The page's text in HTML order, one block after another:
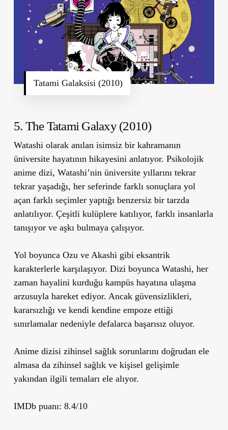
Tatami Galaksisi (2010)
5. The Tatami Galaxy (2010)
Watashi olarak anılan isimsiz bir kahramanın
üniversite hayatının hikayesini anlatıyor. Psikolojik
anime dizi, Watashi’nin üniversite yıllarını tekrar
tekrar yaşadığı, her seferinde farklı sonuçlara yol
açan farklı seçimler yaptığı benzersiz bir tarzda
anlatılıyor. Çeşitli kulüplere katılıyor, farklı insanlarla
tanışıyor ve aşkı bulmaya çalışıyor.
Yol boyunca Ozu ve Akashi gibi eksantrik
karakterlerle karşılaşıyor. Dizi boyunca Watashi, her
zaman hayalini kurduğu kampüs hayatına ulaşma
arzusuyla hareket ediyor. Ancak güvensizlikleri,
kararsızlığı ve kendi kendine empoze ettiği
sınırlamalar nedeniyle defalarca başarısız oluyor.
Anime dizisi zihinsel sağlık sorunlarını doğrudan ele
almasa da zihinsel sağlık ve kişisel gelişimle
yakından ilgili temaları ele alıyor.
IMDb puanı: 8.4/10